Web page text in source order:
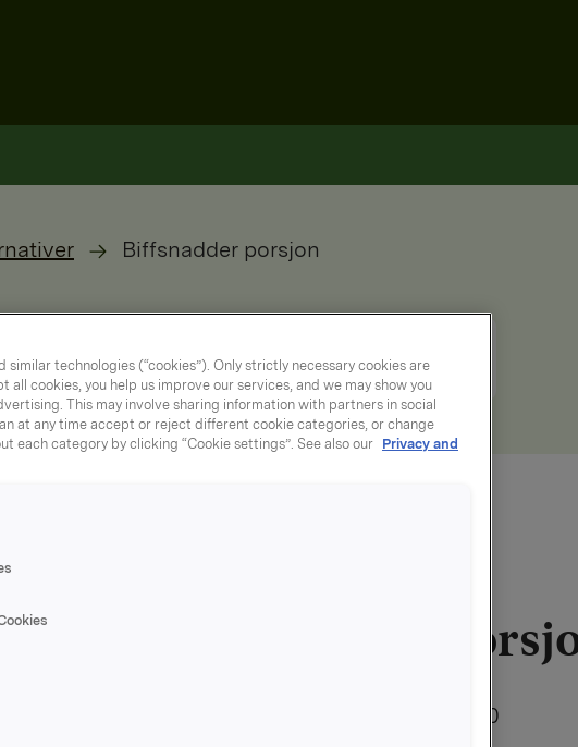
Biffsnadder porsjon
Biffsnadder
Varenummer: 00000000000000
similar technologies (“cookies”). Only strictly necessary cookies are
all cookies, you help us improve our services, and we may show you
This may involve sharing information with partners in social
at any time accept or reject different cookie categories, or change
each category by clicking “Cookie settings”. See also our Privacy and